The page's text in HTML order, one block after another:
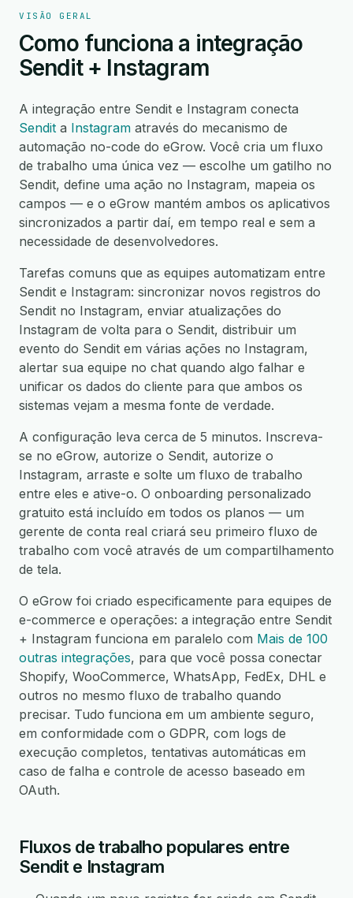
VISÃO GERAL
Como funciona a integração
Sendit + Instagram
A integração entre Sendit e Instagram conecta
Sendit a Instagram através do mecanismo de
automação no-code do eGrow. Você cria um fluxo
de trabalho uma única vez — escolhe um gatilho no
Sendit, define uma ação no Instagram, mapeia os
campos — e o eGrow mantém ambos os aplicativos
sincronizados a partir daí, em tempo real e sem a
necessidade de desenvolvedores.
Tarefas comuns que as equipes automatizam entre
Sendit e Instagram: sincronizar novos registros do
Sendit no Instagram, enviar atualizações do
Instagram de volta para o Sendit, distribuir um
evento do Sendit em várias ações no Instagram,
alertar sua equipe no chat quando algo falhar e
unificar os dados do cliente para que ambos os
sistemas vejam a mesma fonte de verdade.
A configuração leva cerca de 5 minutos. Inscreva-
se no eGrow, autorize o Sendit, autorize o
Instagram, arraste e solte um fluxo de trabalho
entre eles e ative-o. O onboarding personalizado
gratuito está incluído em todos os planos — um
gerente de conta real criará seu primeiro fluxo de
trabalho com você através de um compartilhamento
de tela.
O eGrow foi criado especificamente para equipes de
e-commerce e operações: a integração entre Sendit
+ Instagram funciona em paralelo com Mais de 100
outras integrações, para que você possa conectar
Shopify, WooCommerce, WhatsApp, FedEx, DHL e
outros no mesmo fluxo de trabalho quando
precisar. Tudo funciona em um ambiente seguro,
em conformidade com o GDPR, com logs de
execução completos, tentativas automáticas em
caso de falha e controle de acesso baseado em
OAuth.
Fluxos de trabalho populares entre
Sendit e Instagram